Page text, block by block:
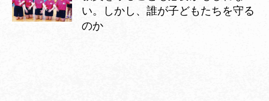
い。しかし、誰が子どもたちを守る
のか